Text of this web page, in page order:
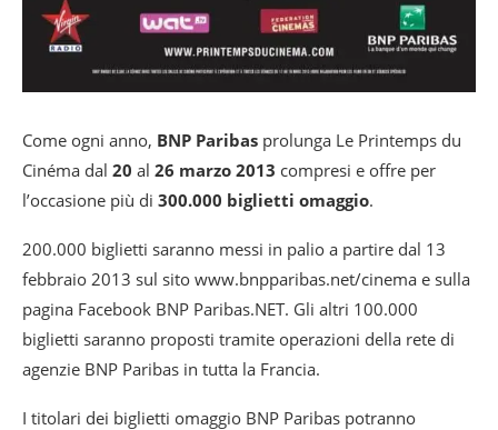
Come ogni anno, BNP Paribas prolunga Le Printemps du
Cinéma dal 20 al 26 marzo 2013 compresi e offre per
l’occasione più di 300.000 biglietti omaggio.
200.000 biglietti saranno messi in palio a partire dal 13
febbraio 2013 sul sito www.bnpparibas.net/cinema e sulla
pagina Facebook BNP Paribas.NET. Gli altri 100.000
biglietti saranno proposti tramite operazioni della rete di
agenzie BNP Paribas in tutta la Francia.
I titolari dei biglietti omaggio BNP Paribas potranno